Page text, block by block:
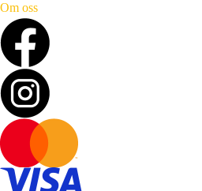
Om oss